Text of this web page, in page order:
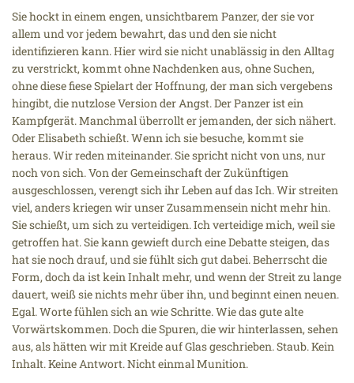
Sie hockt in einem engen, unsichtbarem Panzer, der sie vor
allem und vor jedem bewahrt, das und den sie nicht
identifizieren kann. Hier wird sie nicht unablässig in den Alltag
zu verstrickt, kommt ohne Nachdenken aus, ohne Suchen,
ohne diese fiese Spielart der Hoffnung, der man sich vergebens
hingibt, die nutzlose Version der Angst. Der Panzer ist ein
Kampfgerät. Manchmal überrollt er jemanden, der sich nähert.
Oder Elisabeth schießt. Wenn ich sie besuche, kommt sie
heraus. Wir reden miteinander. Sie spricht nicht von uns, nur
noch von sich. Von der Gemeinschaft der Zukünftigen
ausgeschlossen, verengt sich ihr Leben auf das Ich. Wir streiten
viel, anders kriegen wir unser Zusammensein nicht mehr hin.
Sie schießt, um sich zu verteidigen. Ich verteidige mich, weil sie
getroffen hat. Sie kann gewieft durch eine Debatte steigen, das
hat sie noch drauf, und sie fühlt sich gut dabei. Beherrscht die
Form, doch da ist kein Inhalt mehr, und wenn der Streit zu lange
dauert, weiß sie nichts mehr über ihn, und beginnt einen neuen.
Egal. Worte fühlen sich an wie Schritte. Wie das gute alte
Vorwärtskommen. Doch die Spuren, die wir hinterlassen, sehen
aus, als hätten wir mit Kreide auf Glas geschrieben. Staub. Kein
Inhalt. Keine Antwort. Nicht einmal Munition.